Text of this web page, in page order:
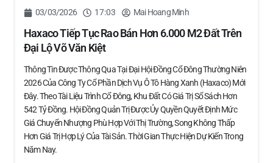
03/03/2026 17:03 Mai Hoang Minh
Haxaco Tiếp Tục Rao Bán Hơn 6.000 M2 Đất Trên
Đại Lộ Võ Văn Kiệt
Thông Tin Được Thông Qua Tại Đại Hội Đồng Cổ Đông Thường Niên
2026 Của Công Ty Cổ Phần Dịch Vụ Ô Tô Hàng Xanh (Haxaco) Mới
Đây. Theo Tài Liệu Trình Cổ Đông, Khu Đất Có Giá Trị Sổ Sách Hơn
542 Tỷ Đồng. Hội Đồng Quản Trị Được Ủy Quyền Quyết Định Mức
Giá Chuyển Nhượng Phù Hợp Với Thị Trường, Song Không Thấp
Hơn Giá Trị Hợp Lý Của Tài Sản. Thời Gian Thực Hiện Dự Kiến Trong
Năm Nay.